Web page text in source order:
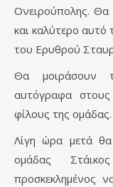
Ονειρούπολης. Θα
και καλύτερο
του Ερυθρού
Θα μοιράσουν
αυτόγραφα
φίλους της ομάδας.
Λίγη ώρα μετά
ομάδας
προσκεκλημένος